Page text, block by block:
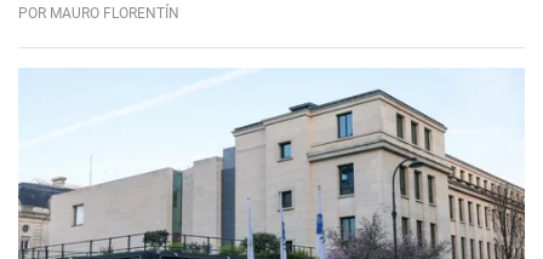
POR MAURO FLORENTÍN